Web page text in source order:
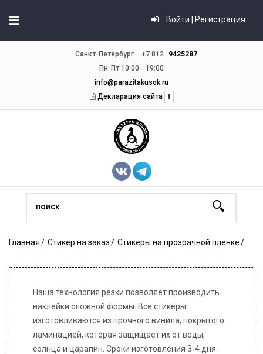
Войти | Регистрация
Санкт-Петербург +7 812
9425287
Пн-Пт 10:00 - 19:00
info@parazitakusok.ru
Декларация сайта
Главная Стикер на заказ Стикеры на прозрачной пленке
Наша технология резки позволяет производить
наклейки сложной формы. Все стикеры
изготовливаются из прочного винила, покрытого
ламинацией, которая защищает их от воды,
солнца и царапин. Сроки изготовления 3-4 дня.